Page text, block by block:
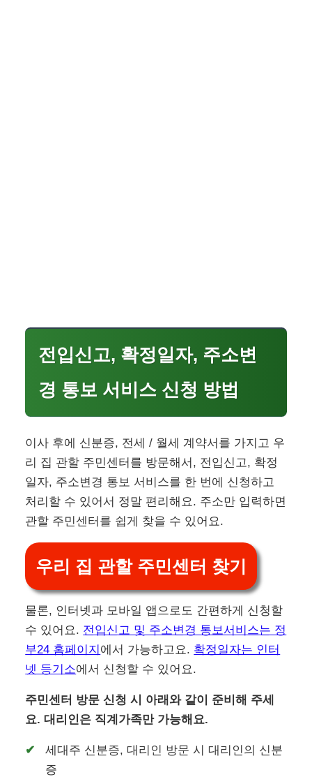
전입신고, 확정일자, 주소변
경 통보 서비스 신청 방법
이사 후에 신분증, 전세 / 월세 계약서를 가지고 우
리 집 관할 주민센터를 방문해서, 전입신고, 확정
일자, 주소변경 통보 서비스를 한 번에 신청하고
처리할 수 있어서 정말 편리해요. 주소만 입력하면
관할 주민센터를 쉽게 찾을 수 있어요.
우리 집 관할 주민센터 찾기
물론, 인터넷과 모바일 앱으로도 간편하게 신청할
수 있어요. 전입신고 및 주소변경 통보서비스는 정
부24 홈페이지 에서 가능하고요. 확정일자는 인터
넷 등기소에서 신청할 수 있어요.
주민센터 방문 신청 시 아래와 같이 준비해 주세
요. 대리인은 직계가족만 가능해요.
세대주 신분증, 대리인 방문 시 대리인의 신분
증